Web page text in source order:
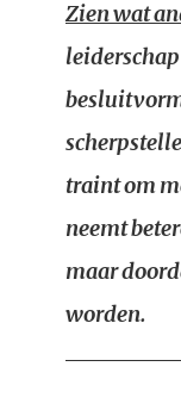
Zien wat
traint om
neemt
maar
worden.